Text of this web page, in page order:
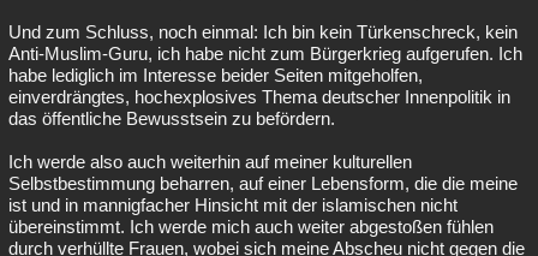
Und zum Schluss, noch einmal: Ich bin kein Türkenschreck, kein
Anti-Muslim-Guru, ich habe nicht zum Bürgerkrieg aufgerufen. Ich
habe lediglich im Interesse beider Seiten mitgeholfen,
einverdrängtes, hochexplosives Thema deutscher Innenpolitik in
das öffentliche Bewusstsein zu befördern.
Ich werde also auch weiterhin auf meiner kulturellen
Selbstbestimmung beharren, auf einer Lebensform, die die meine
ist und in mannigfacher Hinsicht mit der islamischen nicht
übereinstimmt. Ich werde mich auch weiter abgestoßen fühlen
durch verhüllte Frauen, wobei sich meine Abscheu nicht gegen die